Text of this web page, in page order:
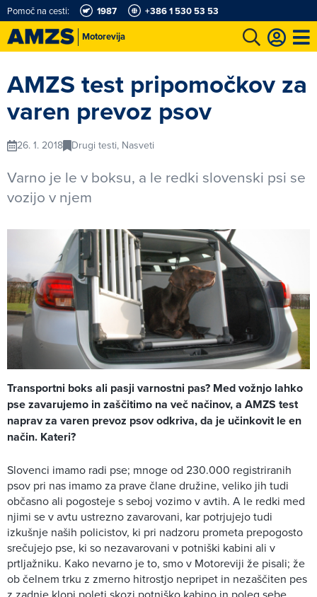
Motorevija
Pomoč na cesti: 1987 +386 1 530 53 53
AMZS test pripomočkov za
varen prevoz psov
26. 1. 2018 Drugi testi, Nasveti
Varno je le v boksu, a le redki slovenski psi se
vozijo v njem
Transportni boks ali pasji varnostni pas? Med vožnjo lahko
pse zavarujemo in zaščitimo na več načinov, a AMZS test
naprav za varen prevoz psov odkriva, da je učinkovit le en
način. Kateri?
Slovenci imamo radi pse; mnoge od 230.000 registriranih
psov pri nas imamo za prave člane družine, veliko jih tudi
občasno ali pogosteje s seboj vozimo v avtih. A le redki med
njimi se v avtu ustrezno zavarovani, kar potrjujejo tudi
izkušnje naših policistov, ki pri nadzoru prometa prepogosto
srečujejo pse, ki so nezavarovani v potniški kabini ali v
prtljažniku. Kako nevarno je to, smo v Motoreviji že pisali; že
ob čelnem trku z zmerno hitrostjo nepripet in nezaščiten pes